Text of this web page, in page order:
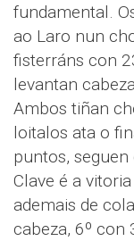
fundamental.
ao Laro nun
fisterráns con
levantan
Ambos tiñan
loitalos ata o
puntos,
Clave é a
ademais de
cabeza, 6º con